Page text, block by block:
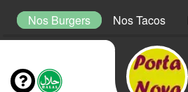
Nos Burgers Nos Tacos